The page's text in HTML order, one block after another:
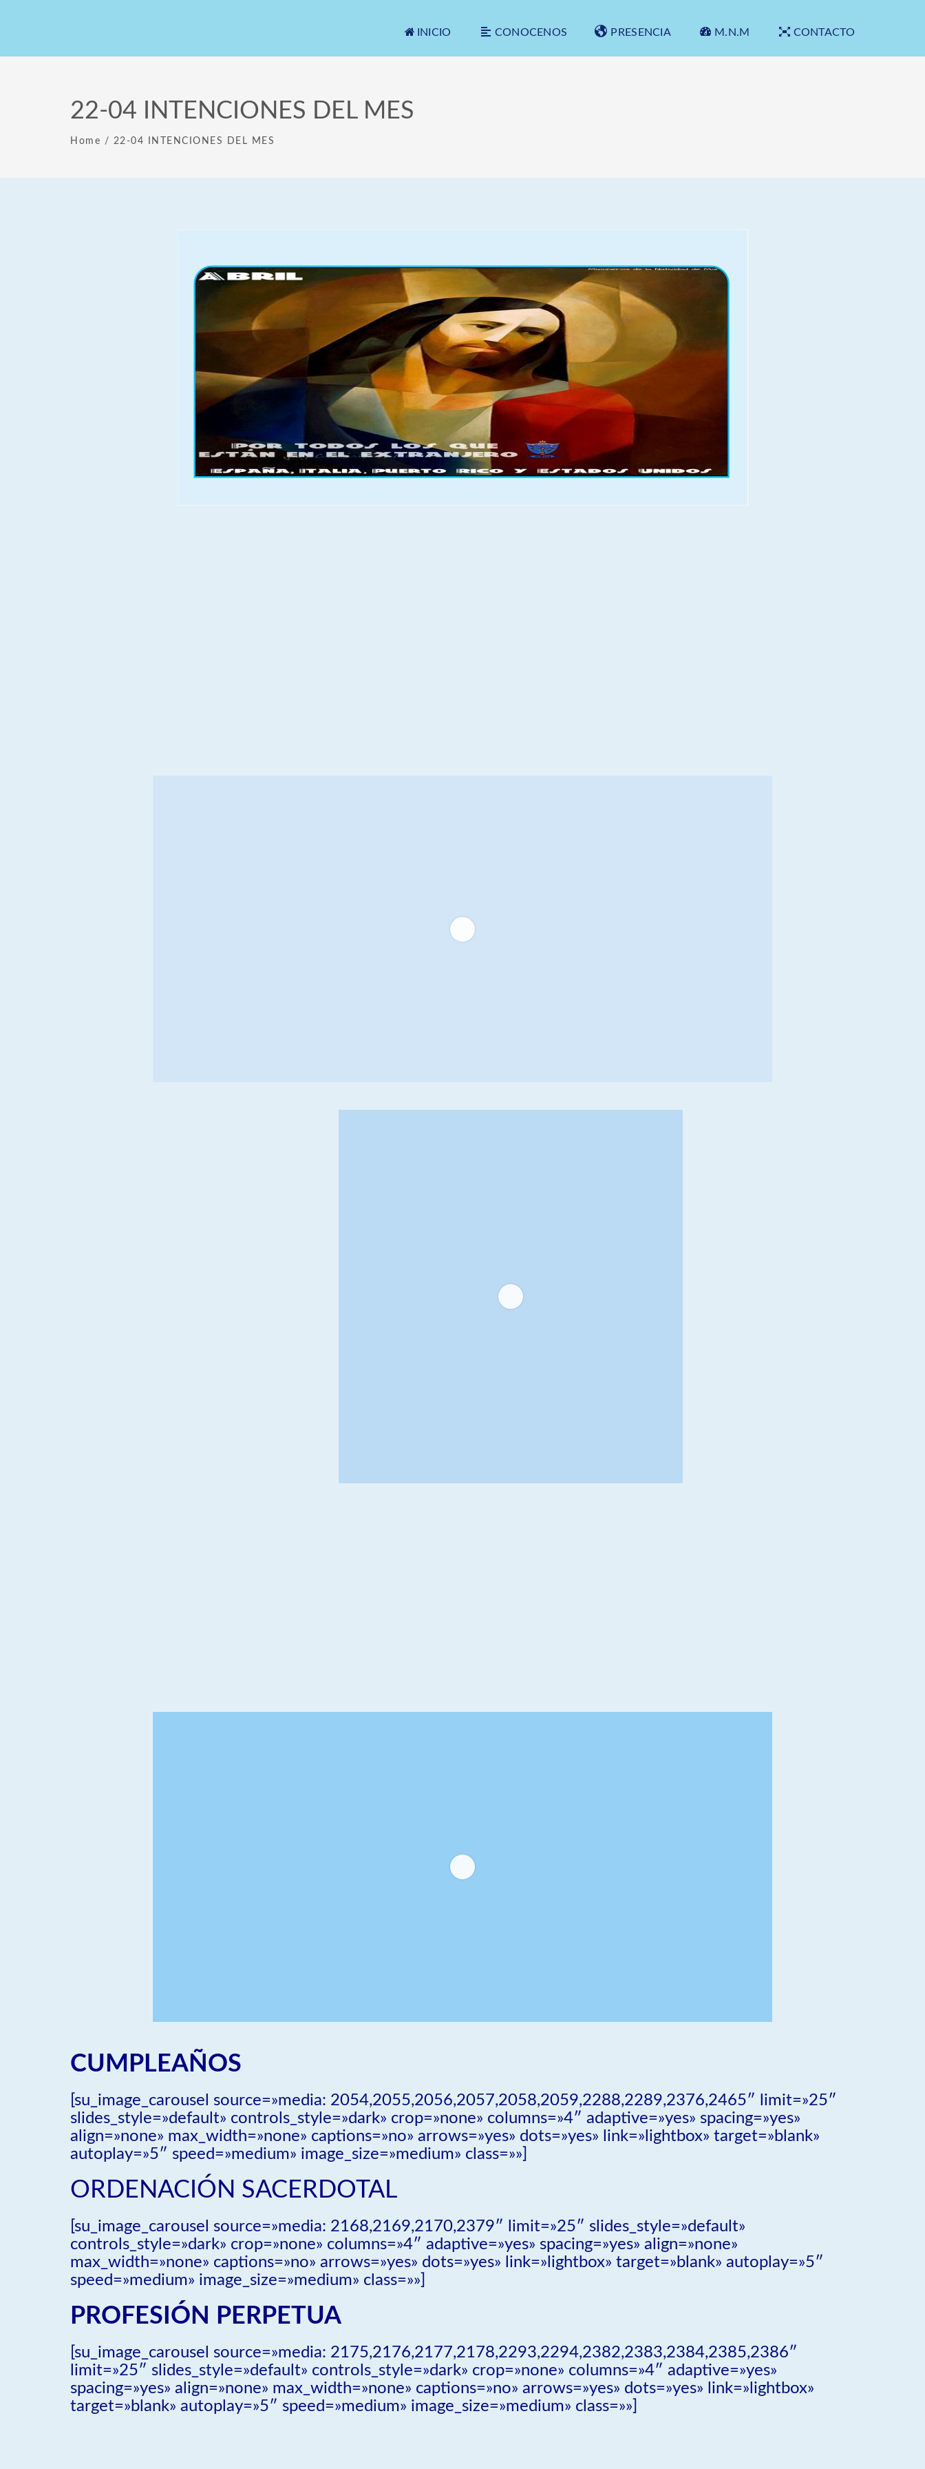
INICIO CONOCENOS PRESENCIA M.N.M CONTACTO
22-04 INTENCIONES DEL MES
Home / 22-04 INTENCIONES DEL MES
CUMPLEAÑOS
[su_image_carousel source=»media: 2054,2055,2056,2057,2058,2059,2288,2289,2376,2465″ limit=»25″
slides_style=»default» controls_style=»dark» crop=»none» columns=»4″ adaptive=»yes» spacing=»yes»
align=»none» max_width=»none» captions=»no» arrows=»yes» dots=»yes» link=»lightbox» target=»blank»
autoplay=»5″ speed=»medium» image_size=»medium» class=»»]
ORDENACIÓN SACERDOTAL
[su_image_carousel source=»media: 2168,2169,2170,2379″ limit=»25″ slides_style=»default»
controls_style=»dark» crop=»none» columns=»4″ adaptive=»yes» spacing=»yes» align=»none»
max_width=»none» captions=»no» arrows=»yes» dots=»yes» link=»lightbox» target=»blank» autoplay=»5″
speed=»medium» image_size=»medium» class=»»]
PROFESIÓN PERPETUA
[su_image_carousel source=»media: 2175,2176,2177,2178,2293,2294,2382,2383,2384,2385,2386″
limit=»25″ slides_style=»default» controls_style=»dark» crop=»none» columns=»4″ adaptive=»yes»
spacing=»yes» align=»none» max_width=»none» captions=»no» arrows=»yes» dots=»yes» link=»lightbox»
target=»blank» autoplay=»5″ speed=»medium» image_size=»medium» class=»»]